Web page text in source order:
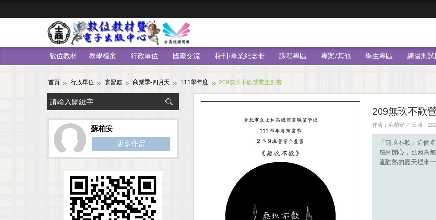
數位教材 教學檔案 行政單位 國際交流 校刊/畢業紀念冊 課程專區 專案/其他 學生專區 練習測試
首頁 行政單位 實習處 商業季-四月天 111學年度 209無玖不歡營業企劃書
209無玖不歡
作者：蘇柏安 ╱ 日期：
「無玖不歡」這個
感到開心，也因為
這酷熱的夏天裡來
蘇柏安
更多作品